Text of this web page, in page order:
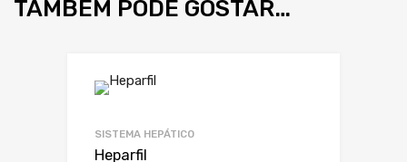
TAMBÉM PODE GOSTAR…
SISTEMA HEPÁTICO
Heparfil